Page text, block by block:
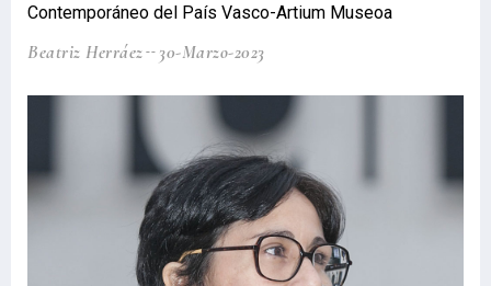
Contemporáneo del País Vasco-Artium Museoa
Beatriz Herráez 30-Marzo-2023